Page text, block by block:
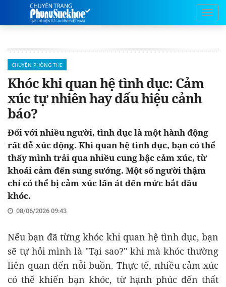
CHUYỆN PHÒNG THE
Khóc khi quan hệ tình dục: Cảm
xúc tự nhiên hay dấu hiệu cảnh
báo?
Đối với nhiều người, tình dục là một hành động
rất dễ xúc động. Khi quan hệ tình dục, bạn có thể
thấy mình trải qua nhiều cung bậc cảm xúc, từ
khoái cảm đến sung sướng. Một số người thậm
chí có thể bị cảm xúc lấn át đến mức bắt đầu
khóc.
08/06/2026 09:43
Nếu bạn đã từng khóc khi quan hệ tình dục, bạn
sẽ tự hỏi mình là "Tại sao?" khi mà khóc thường
liên quan đến nỗi buồn. Thực tế, nhiều cảm xúc
có thể khiến bạn khóc, từ hạnh phúc đến thất